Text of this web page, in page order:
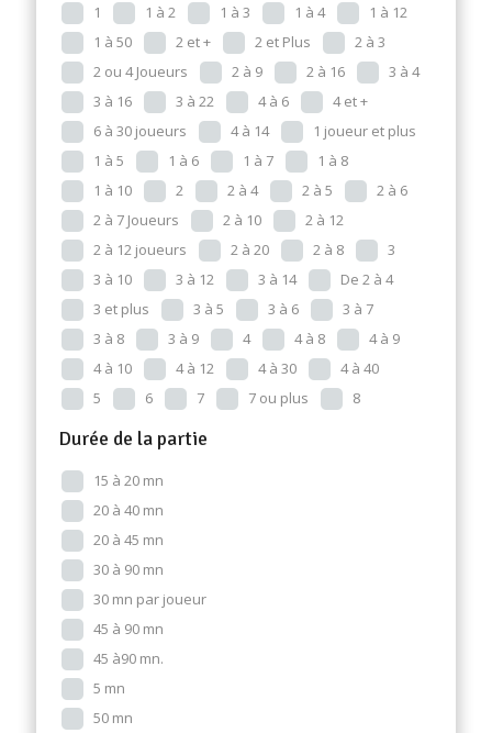
1 1 à 2 1 à 3 1 à 4
1 à 12
1 à 50
2 et + 2 et Plus
2 à 3
2 ou 4 Joueurs
2 à 9 2 à 16
3 à 4
3 à 16
3 à 22 4 à 6
4 et +
6 à 30 joueurs
4 à 14
1 joueur et plus
1 à 5
1 à 6 1 à 7
1 à 8
1 à 10
2 2 à 4 2 à 5
2 à 6
2 à 7 Joueurs
2 à 10
2 à 12
2 à 12 joueurs
2 à 20 2 à 8
3
3 à 10
3 à 12 3 à 14
De 2 à 4
3 et plus
3 à 5 3 à 6
3 à 7
3 à 8
3 à 9 4 4 à 8
4 à 9
4 à 10
4 à 12 4 à 30
4 à 40
5
6 7 7 ou plus 8
Durée de la partie
15 à 20 mn
20 à 40 mn
20 à 45 mn
30 à 90 mn
30 mn par joueur
45 à 90 mn
45 à90 mn.
5 mn
50 mn